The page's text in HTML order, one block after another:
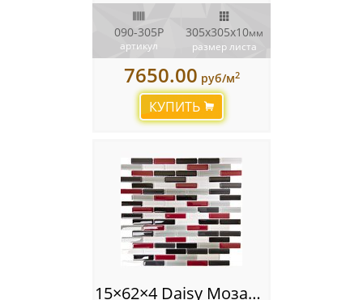
090-305P
артикул
305x305х10мм
размер листа
7650.00 руб/м2
КУПИТЬ
15×62×4 Daisy Мозаика Chakmaks